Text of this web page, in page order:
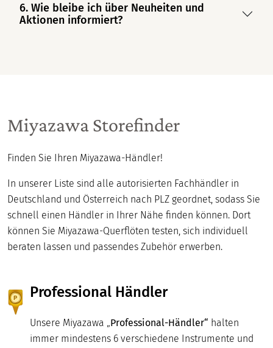
6. Wie bleibe ich über Neuheiten und
Aktionen informiert?
Miyazawa Storefinder
Finden Sie Ihren Miyazawa-Händler!
In unserer Liste sind alle autorisierten Fachhändler in
Deutschland und Österreich nach PLZ geordnet, sodass Sie
schnell einen Händler in Ihrer Nähe finden können. Dort
können Sie Miyazawa-Querflöten testen, sich individuell
beraten lassen und passendes Zubehör erwerben.
Professional Händler
Unsere Miyazawa „Professional-Händler“ halten
immer mindestens 6 verschiedene Instrumente und